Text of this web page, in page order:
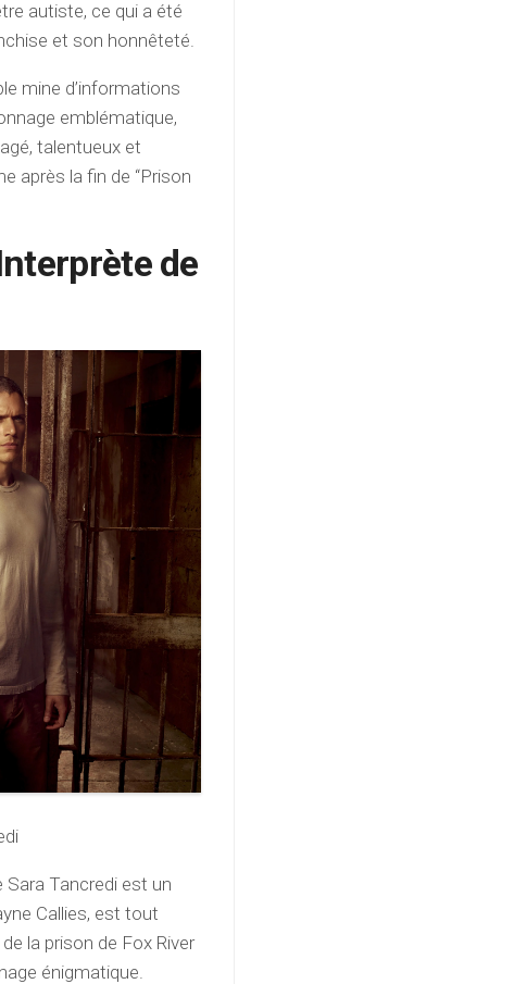
autiste, ce qui a été
et son honnêteté.
mine d’informations
emblématique,
talentueux et
après la fin de “Prison
de
Sara Tancredi est un
Callies, est tout
la prison de Fox River
énigmatique.